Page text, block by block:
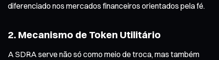
diferenciado nos mercados financeiros orientados pela fé.
2. Mecanismo de Token Utilitário
A SDRA serve não só como meio de troca, mas também